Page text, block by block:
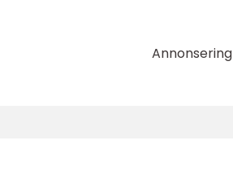
Annonsering